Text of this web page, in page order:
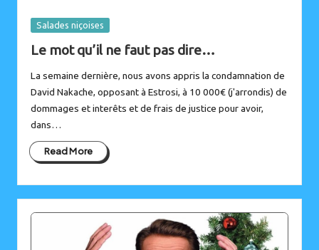
Posted
Salades niçoises
Le mot qu’il ne faut pas dire…
La semaine dernière, nous avons appris la condamnation de
David Nakache, opposant à Estrosi, à 10 000€ (j'arrondis) de
dommages et interêts et de frais de justice pour avoir,
dans…
Read More